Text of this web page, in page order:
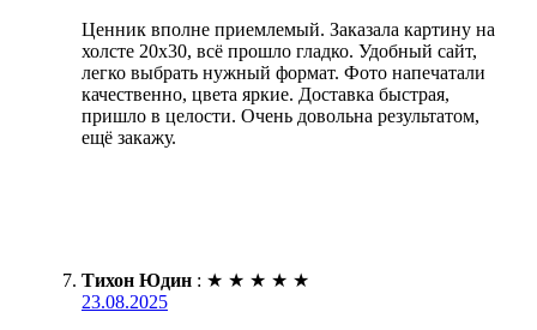
Ценник вполне приемлемый. Заказала картину на
холсте 20х30, всё прошло гладко. Удобный сайт,
легко выбрать нужный формат. Фото напечатали
качественно, цвета яркие. Доставка быстрая,
пришло в целости. Очень довольна результатом,
ещё закажу.
Тихон Юдин : ★ ★ ★ ★ ★
23.08.2025